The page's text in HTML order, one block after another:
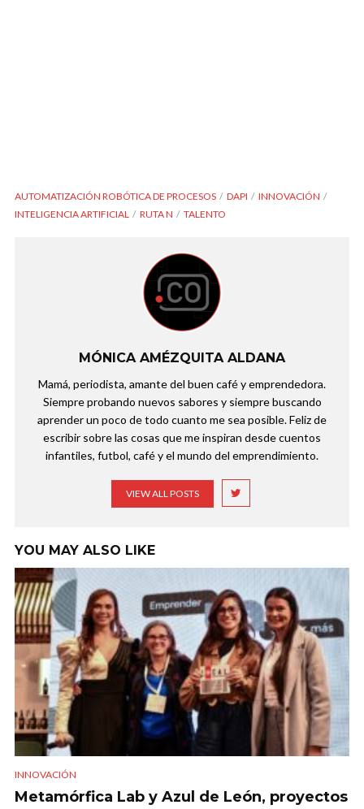
AUTOMATIZACIÓN ROBÓTICA DE PROCESOS DAPI
INNOVACIÓN
INTELIGENCIA ARTIFICIAL
RUTA N TALENTO
MÓNICA AMÉZQUITA ALDANA
Mamá, periodista, amante del buen café y emprendedora.
Siempre probando nuevos sabores y siempre buscando
aprender un poco de todo cuanto me sea posible. Feliz de
escribir sobre las cosas que me inspiran desde cuentos
infantiles, futbol, café y el mundo del emprendimiento.
VIEW ALL POSTS
YOU MAY ALSO LIKE
INNOVACIÓN
Metamórfica Lab y Azul de León, proyectos